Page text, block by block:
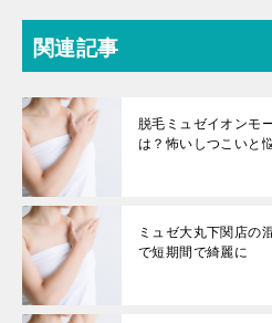
関連記事
脱毛ミュゼイオンモ
は？怖いしつこいと
ミュゼ大丸下関店の
で短期間で綺麗に